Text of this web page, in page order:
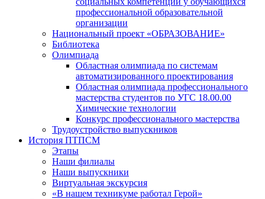
профессиональной образовательной
организации
Национальный проект «ОБРАЗОВАНИЕ»
Библиотека
Олимпиада
Областная олимпиада по системам
автоматизированного проектирования
Областная олимпиада профессионального
мастерства студентов по УГС 18.00.00
Химические технологии
Конкурс профессионального мастерства
Трудоустройство выпускников
История ПТПСМ
Этапы
Наши филиалы
Наши выпускники
Виртуальная экскурсия
«В нашем техникуме работал Герой»